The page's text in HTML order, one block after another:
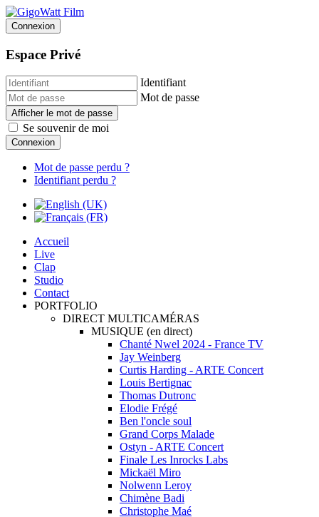
Connexion
Espace Privé
Identifiant
Mot de passe
Afficher le mot de passe
Se souvenir de moi
Connexion
Mot de passe perdu ?
Identifiant perdu ?
Accueil
Live
Clap
Studio
Contact
PORTFOLIO
DIRECT MULTICAMÉRAS
MUSIQUE (en direct)
Chanté Nwel 2024 - France TV
Jay Weinberg
Curtis Harding - ARTE Concert
Louis Bertignac
Thomas Dutronc
Elodie Frégé
Ben l'oncle soul
Grand Corps Malade
Ostyn - ARTE Concert
Finale Les Inrocks Labs
Mickaël Miro
Nolwenn Leroy
Chimène Badi
Christophe Maé